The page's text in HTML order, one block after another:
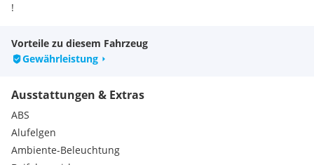
!
Gewährleistung !
* Eintausch von ihrem "Alten" (Gebrauchtwagen) gerne
möglich !
!
FINANZIERUNG: über unsere Partnerbanken gerne möglich.
Selbstverständlich können sie jedoch auch über ihre eigene
Vorteile zu diesem Fahrzeug
Gewährleistung
Ausstattungen & Extras
ABS
Alufelgen
Ambiente-Beleuchtung